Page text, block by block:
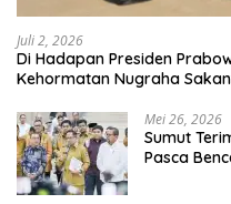
Juli 2, 2026
Di Hadapan Presiden
Kehormatan Nugraha
Mei 26, 2026
Sumut
Pasca